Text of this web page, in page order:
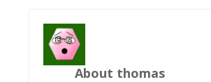
About thomas